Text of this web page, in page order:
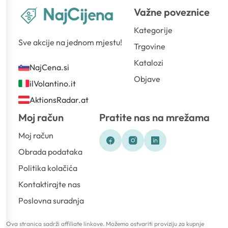
Sve akcije na jednom mjestu!
NajCena.si
ilVolantino.it
AktionsRadar.at
Važne poveznice
Kategorije
Trgovine
Katalozi
Objave
Moj račun
Moj račun
Obrada podataka
Politika kolačića
Kontaktirajte nas
Poslovna suradnja
Pratite nas na mrežama
Ova stranica sadrži affiliate linkove. Možemo ostvariti proviziju za kupnje